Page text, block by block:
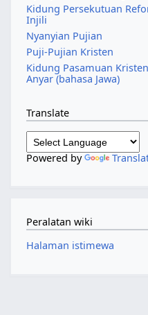
Kidung Persekutuan
Injili
Nyanyian Pujian
Puji-Pujian Kristen
Kidung Pasamuan Kristen
Anyar (bahasa Jawa)
Translate
Powered by
Peralatan wiki
Halaman istimewa